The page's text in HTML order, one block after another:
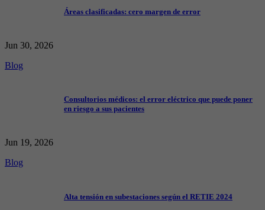
Áreas clasificadas: cero margen de error
Jun 30, 2026
Blog
Consultorios médicos: el error eléctrico que puede poner
en riesgo a sus pacientes
Jun 19, 2026
Blog
Alta tensión en subestaciones según el RETIE 2024